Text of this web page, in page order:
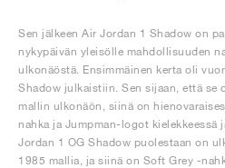
Sen jälkeen Air Jordan 1 Shadow on
nykypäivän yleisölle mahdollisuuden
ulkonäöstä. Ensimmäinen kerta oli
Shadow julkaistiin. Sen sijaan, että se
mallin ulkonäön, siinä on
nahka ja Jumpman-logot kielekkeessä
Jordan 1 OG Shadow puolestaan on
1985 mallia, ja siinä on Soft Grey -